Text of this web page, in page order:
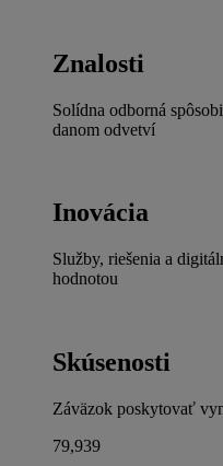
Znalosti
Solídna odborná
danom odvetví
Inovácia
Služby, riešenia a
hodnotou
Skúsenosti
Záväzok poskytovať
80,000